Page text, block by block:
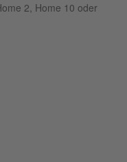
2, Home 10 oder